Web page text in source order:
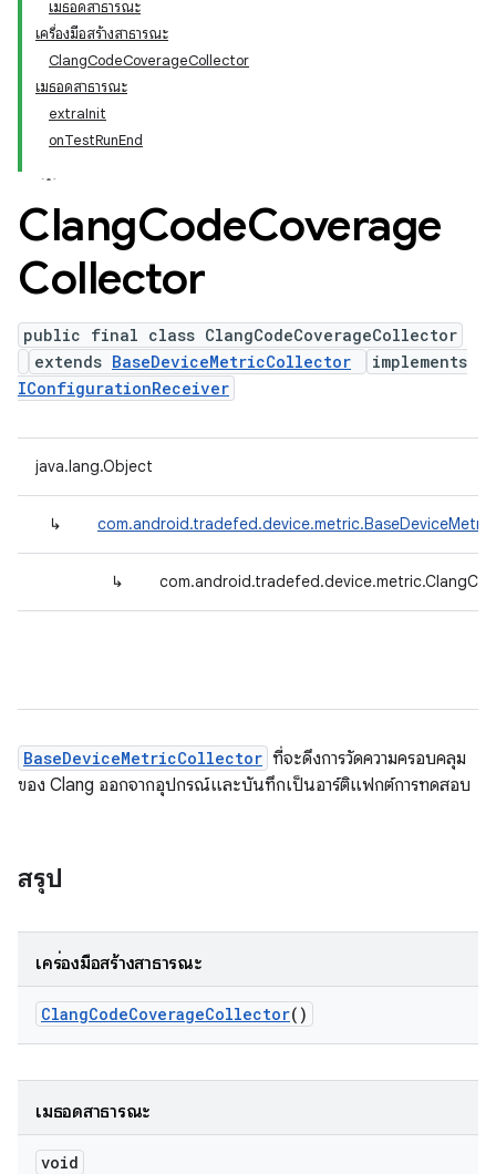
เมธอดสาธารณะ
เครื่องมือสร้างสาธารณะ
ClangCodeCoverageCollector
เมธอดสาธารณะ
extraInit
onTestRunEnd
ClangCodeCoverage
Collector
public final class ClangCodeCoverageCollector
extends BaseDeviceMetricCollector
implements
IConfigurationReceiver
java.lang.Object
↳
↳
BaseDeviceMetricCollector ที่จะดึงการวัดความครอบคลุม
ของ Clang ออกจากอุปกรณ์และบันทึกเป็นอาร์ติแฟกต์การทดสอบ
สรุป
เครื่องมือสร้างสาธารณะ
ClangCodeCoverageCollector()
เมธอดสาธารณะ
void